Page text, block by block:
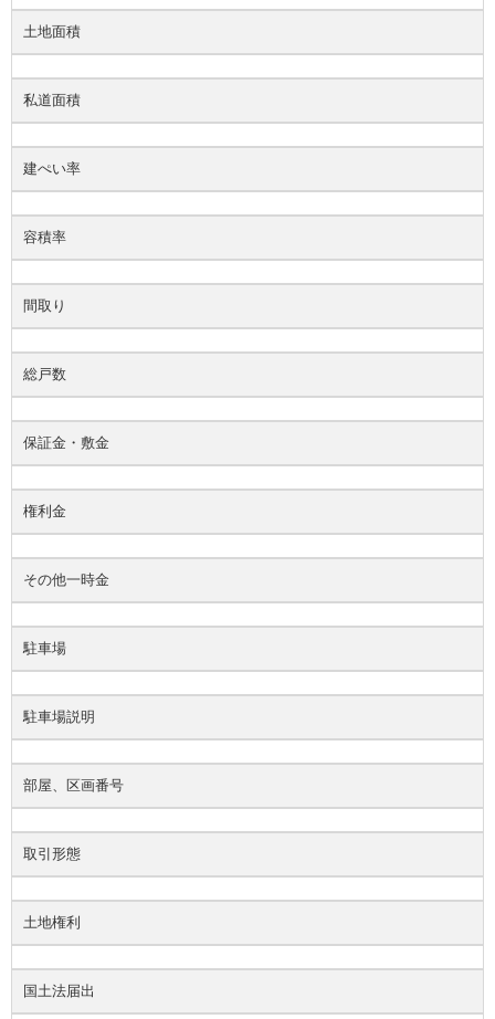
土地面積
私道面積
建ぺい率
容積率
間取り
総戸数
保証金・敷金
権利金
その他一時金
駐車場
駐車場説明
部屋、区画番号
取引形態
土地権利
国土法届出